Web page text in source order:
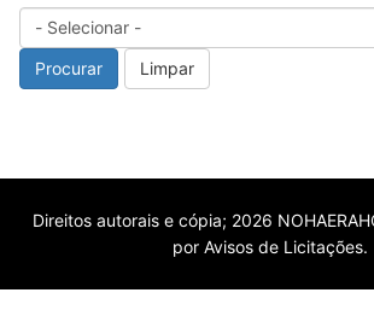
Procurar Limpar
Direitos autorais e cópia; 2026
por Avisos de Licitações.